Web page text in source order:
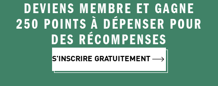
DEVIENS MEMBRE ET GAGNE
250 POINTS À DÉPENSER POUR
DES RÉCOMPENSES
S'INSCRIRE GRATUITEMENT